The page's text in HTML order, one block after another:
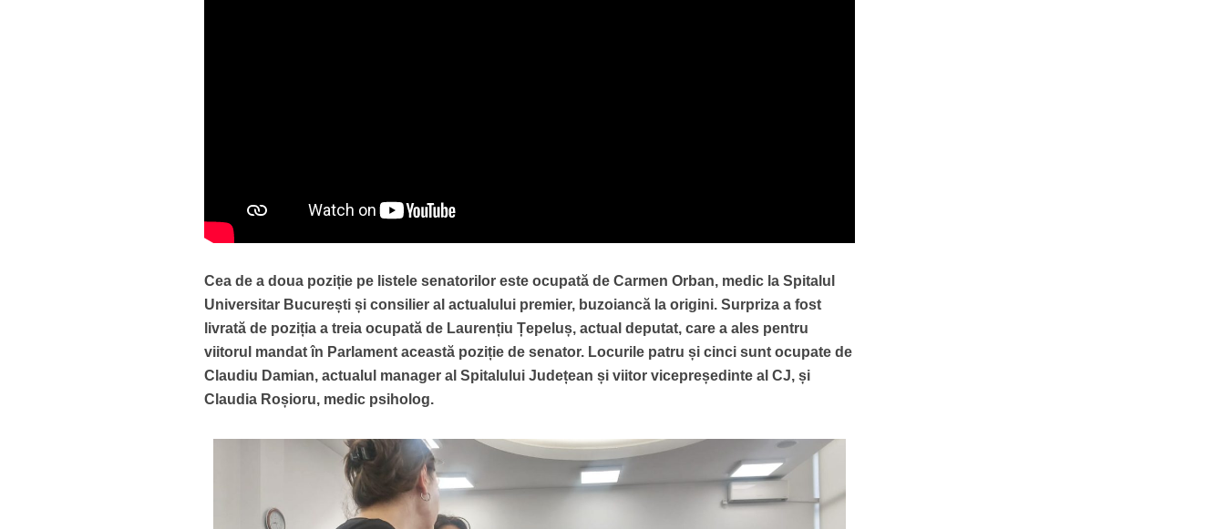
Cea de a doua poziție pe listele senatorilor este ocupată de Carmen Orban, medic la Spitalul
Universitar București și consilier al actualului premier, buzoiancă la origini. Surpriza a fost
livrată de poziția a treia ocupată de Laurențiu Țepeluș, actual deputat, care a ales pentru
viitorul mandat în Parlament această poziție de senator. Locurile patru și cinci sunt ocupate de
Claudiu Damian, actualul manager al Spitalului Județean și viitor vicepreședinte al CJ, și
Claudia Roșioru, medic psiholog.